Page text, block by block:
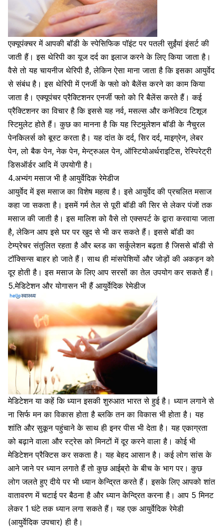
एक्यूपंक्चर में आपकी बॉडी के स्पेसिफिक पॉइंट पर पतली सुईंयां इंसर्ट की
जाती हैं। इस थेरिपी का यूज दर्द का इलाज करने के लिए किया जाता है।
वैसे तो यह चायनीज थेरिपी है, लेकिन ऐसा माना जाता है कि इसका आयुर्वेद
से संबंध है। इस थेरिपी में एनर्जी के फ्लो को बैलेंस करने का काम किया
जाता है। एक्यूपंचर प्रैक्टिशनर एनर्जी फ्लो को रि बैलेंस करते हैं। कई
प्रैक्टिशनर का विचार है कि इससे यह नर्व, मसल्स और कनेक्टिव टिशूज
स्टिमुलेट होते हैं। कुछ का मानना है कि यह स्टिमुलेशन बॉडी के नैचुरल
पेनकिलर्स को बूस्ट करता है। यह दांत के दर्द, सिर दर्द, माइग्रेन, लेबर
पेन, लो बैक पेन, नेक पेन, मेन्ट्रुअल पेन, ऑस्टियोअर्थराइटिस, रेस्पिरेट्री
डिसऑर्डर आदि में उपयोगी है।
4.अभ्यंग मसाज भी है आयुर्वेदिक रेमेडीज
आयुर्वेद में इस मसाज का विशेष महत्व है। इसे आयुर्वेद की प्रचलित मसाज
कहा जा सकता है। इसमें गर्म तेल से पूरी बॉडी की सिर से लेकर पंजों तक
मसाज की जाती है। इस मालिश को वैसे तो एक्सपर्ट के द्वारा करवाया जाता
है, लेकिन आप इसे घर पर खुद से भी कर सकते हैं। इससे बॉडी का
टेम्प्रेचर संतुलित रहता है और ब्लड का सर्कुलेशन बढ़ता है जिससे बॉडी से
टॉक्सिन्स बाहर हो जाते हैं। साथ ही मांसपेशियों और जोड़ों की अकड़न को
दूर होती है। इस मसाज के लिए आप सरसों का तेल उपयोग कर सकते हैं।
5.मेडिटेशन और योगासन भी हैं आयुर्वेदिक रेमेडीज
मेडिटेशन या कहें कि ध्यान इसकी शुरुआत भारत से हुई है। ध्यान लगाने से
ना सिर्फ मन का विकास होता है ब्लकि तन का विकास भी होता है। यह
शांति और सुकून पहुंचाने के साथ ही इनर पीस भी देता है। यह एकाग्रता
को बढ़ाने वाला और स्ट्रेस को मिनटों में दूर करने वाला है। कोई भी
मेडिटेशन प्रैक्टिस कर सकता है। यह बेहद आसान है। कई लोग सांस के
आने जाने पर ध्यान लगाते हैं तो कुछ आईब्रो के बीच के भाग पर। कुछ
लोग जलते हुए दीये पर भी ध्यान केन्द्रित करते हैं। इसके लिए आपको शांत
वातावरण में चटाई पर बैठना है और ध्यान केन्द्रित करना है। आप 5 मिनट
लेकर 1 घंटे तक ध्यान लगा सकते हैं। यह एक आयुर्वेदिक रेमेडी
(आयुर्वेदिक उपचार) ही है।